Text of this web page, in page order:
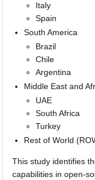
Italy
Spain
South America
Brazil
Chile
Argentina
Middle East and
UAE
South Africa
Turkey
Rest of World
This study identifies
capabilities in open-